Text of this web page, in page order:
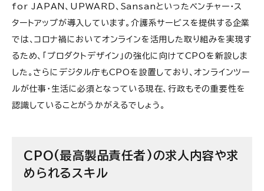
for JAPAN、UPWARD、Sansanといったベンチャー・ス
タートアップが導入しています。介護系サービスを提供する企業
では、コロナ禍においてオンラインを活用した取り組みを実現す
るため、「プロダクトデザイン」の強化に向けてCPOを新設しま
した。さらにデジタル庁もCPOを設置しており、オンラインツー
ルが仕事・生活に必須となっている現在、行政もその重要性を
認識していることがうかがえるでしょう。
CPO(最高製品責任者)の求人内容や求
められるスキル